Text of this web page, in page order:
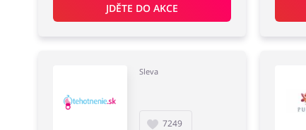
JDĚTE DO AKCE
Sleva
7249